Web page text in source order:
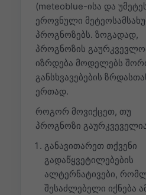
(meteoblue-ისა და
ეროვნული
პროგნოზებს. ზოგადად,
პროგნოზის
იზრდება მოდელებს
განსხვავებების
ერთად.
როგორ მოვიქცეთ, თუ
პროგნოზი
განავითარეთ თქვენი
გადაწყვეტილებების
ალტერნატივები,
შესაძლებელი იქნება